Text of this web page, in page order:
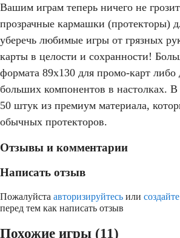
Вашим играм теперь ничего не
прозрачные кармашки (протекторы)
уберечь любимые игры от грязных
карты в целости и сохранности!
формата 89x130 для промо-карт либо
больших компонентов в настолках. В
50 штук из премиум материала,
обычных протекторов.
Отзывы и комментарии
Написать отзыв
Пожалуйста авторизируйтесь или
перед тем как написать отзыв
Похожие игры (11)